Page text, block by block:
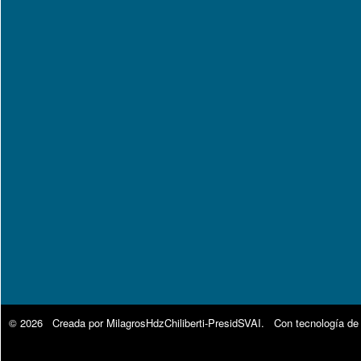
© 2026 Creada por MilagrosHdzChiliberti-PresidSVAI. Con tecnología de